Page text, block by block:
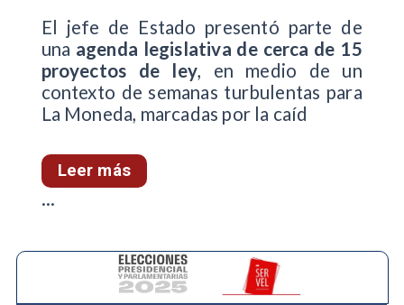
El jefe de Estado presentó parte de
una agenda legislativa de cerca de 15
proyectos de ley, en medio de un
contexto de semanas turbulentas para
La Moneda, marcadas por la caíd
Leer más
...